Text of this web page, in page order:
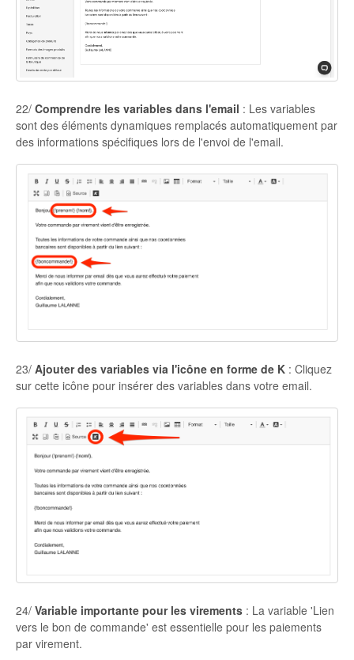
22/ Comprendre les variables dans l'email : Les variables
sont des éléments dynamiques remplacés automatiquement par
des informations spécifiques lors de l'envoi de l'email.
23/ Ajouter des variables via l'icône en forme de K : Cliquez
sur cette icône pour insérer des variables dans votre email.
24/ Variable importante pour les virements : La variable 'Lien
vers le bon de commande' est essentielle pour les paiements
par virement.